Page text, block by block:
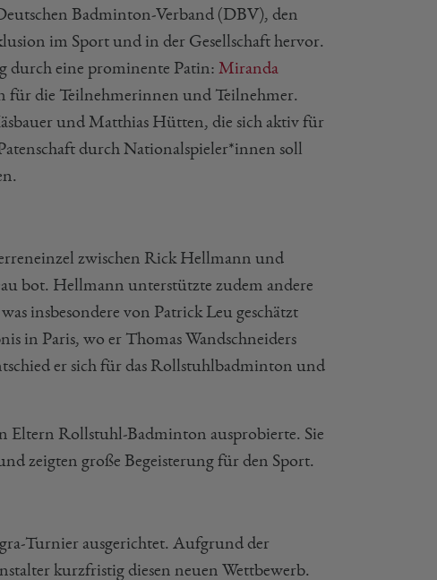
Badminton-Verband (DBV), den
im Sport und in der Gesellschaft hervor.
durch eine prominente Patin: Miranda
für die Teilnehmerinnen und Teilnehmer.
und Matthias Hütten, die sich aktiv für
durch Nationalspieler*innen soll
zwischen Rick Hellmann und
bot. Hellmann unterstützte zudem andere
insbesondere von Patrick Leu geschätzt
in Paris, wo er Thomas Wandschneiders
er sich für das Rollstuhlbadminton und
Eltern Rollstuhl-Badminton ausprobierte. Sie
zeigten große Begeisterung für den Sport.
Turnier ausgerichtet. Aufgrund der
kurzfristig diesen neuen Wettbewerb.